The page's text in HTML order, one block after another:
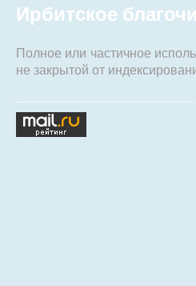
Ирбитское
Полное или частичное
не закрытой от